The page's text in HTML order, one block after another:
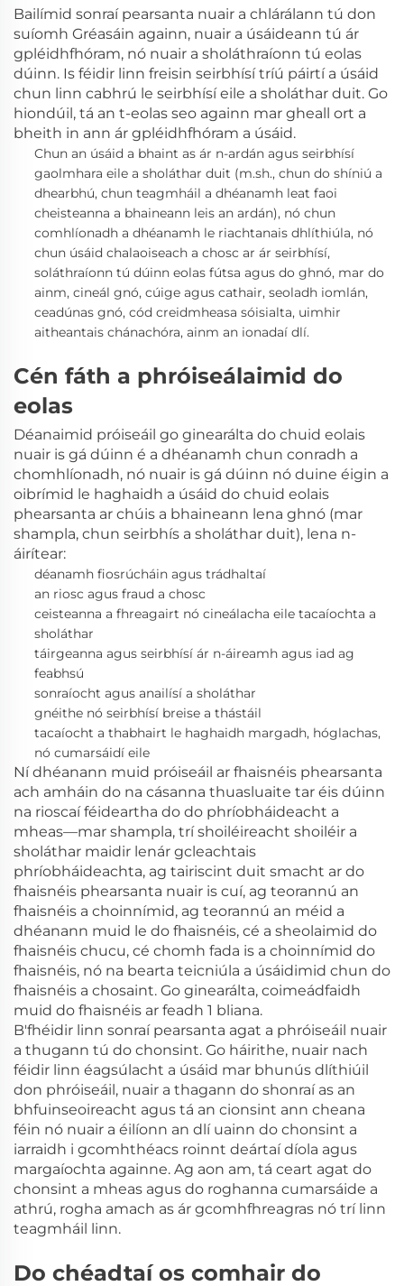
Bailímid sonraí pearsanta nuair a chlárálann tú don
suíomh Gréasáin againn, nuair a úsáideann tú ár
gpléidhfhóram, nó nuair a sholáthraíonn tú eolas
dúinn. Is féidir linn freisin seirbhísí tríú páirtí a úsáid
chun linn cabhrú le seirbhísí eile a sholáthar duit. Go
hiondúil, tá an t-eolas seo againn mar gheall ort a
bheith in ann ár gpléidhfhóram a úsáid.
Chun an úsáid a bhaint as ár n-ardán agus seirbhísí
gaolmhara eile a sholáthar duit (m.sh., chun do shíniú a
dhearbhú, chun teagmháil a dhéanamh leat faoi
cheisteanna a bhaineann leis an ardán), nó chun
comhlíonadh a dhéanamh le riachtanais dhlíthiúla, nó
chun úsáid chalaoiseach a chosc ar ár seirbhísí,
soláthraíonn tú dúinn eolas fútsa agus do ghnó, mar do
ainm, cineál gnó, cúige agus cathair, seoladh iomlán,
ceadúnas gnó, cód creidmheasa sóisialta, uimhir
aitheantais chánachóra, ainm an ionadaí dlí.
Cén fáth a phróiseálaimid do
eolas
Déanaimid próiseáil go ginearálta do chuid eolais
nuair is gá dúinn é a dhéanamh chun conradh a
chomhlíonadh, nó nuair is gá dúinn nó duine éigin a
oibrímid le haghaidh a úsáid do chuid eolais
phearsanta ar chúis a bhaineann lena ghnó (mar
shampla, chun seirbhís a sholáthar duit), lena n-
áirítear:
déanamh fiosrúcháin agus trádhaltaí
an riosc agus fraud a chosc
ceisteanna a fhreagairt nó cineálacha eile tacaíochta a
sholáthar
táirgeanna agus seirbhísí ár n-áireamh agus iad ag
feabhsú
sonraíocht agus anailísí a sholáthar
gnéithe nó seirbhísí breise a thástáil
tacaíocht a thabhairt le haghaidh margadh, hóglachas,
nó cumarsáidí eile
Ní dhéanann muid próiseáil ar fhaisnéis phearsanta
ach amháin do na cásanna thuasluaite tar éis dúinn
na rioscaí féideartha do do phríobháideacht a
mheas—mar shampla, trí shoiléireacht shoiléir a
sholáthar maidir lenár gcleachtais
phríobháideachta, ag tairiscint duit smacht ar do
fhaisnéis phearsanta nuair is cuí, ag teorannú an
fhaisnéis a choinnímid, ag teorannú an méid a
dhéanann muid le do fhaisnéis, cé a sheolaimid do
fhaisnéis chucu, cé chomh fada is a choinnímid do
fhaisnéis, nó na bearta teicniúla a úsáidimid chun do
fhaisnéis a chosaint. Go ginearálta, coimeádfaidh
muid do fhaisnéis ar feadh 1 bliana.
B'fhéidir linn sonraí pearsanta agat a phróiseáil nuair
a thugann tú do chonsint. Go háirithe, nuair nach
féidir linn éagsúlacht a úsáid mar bhunús dlíthiúil
don phróiseáil, nuair a thagann do shonraí as an
bhfuinseoireacht agus tá an cionsint ann cheana
féin nó nuair a éilíonn an dlí uainn do chonsint a
iarraidh i gcomhthéacs roinnt deártaí díola agus
margaíochta againne. Ag aon am, tá ceart agat do
chonsint a mheas agus do roghanna cumarsáide a
athrú, rogha amach as ár gcomhfhreagras nó trí linn
teagmháil linn.
Do chéadtaí os comhair do